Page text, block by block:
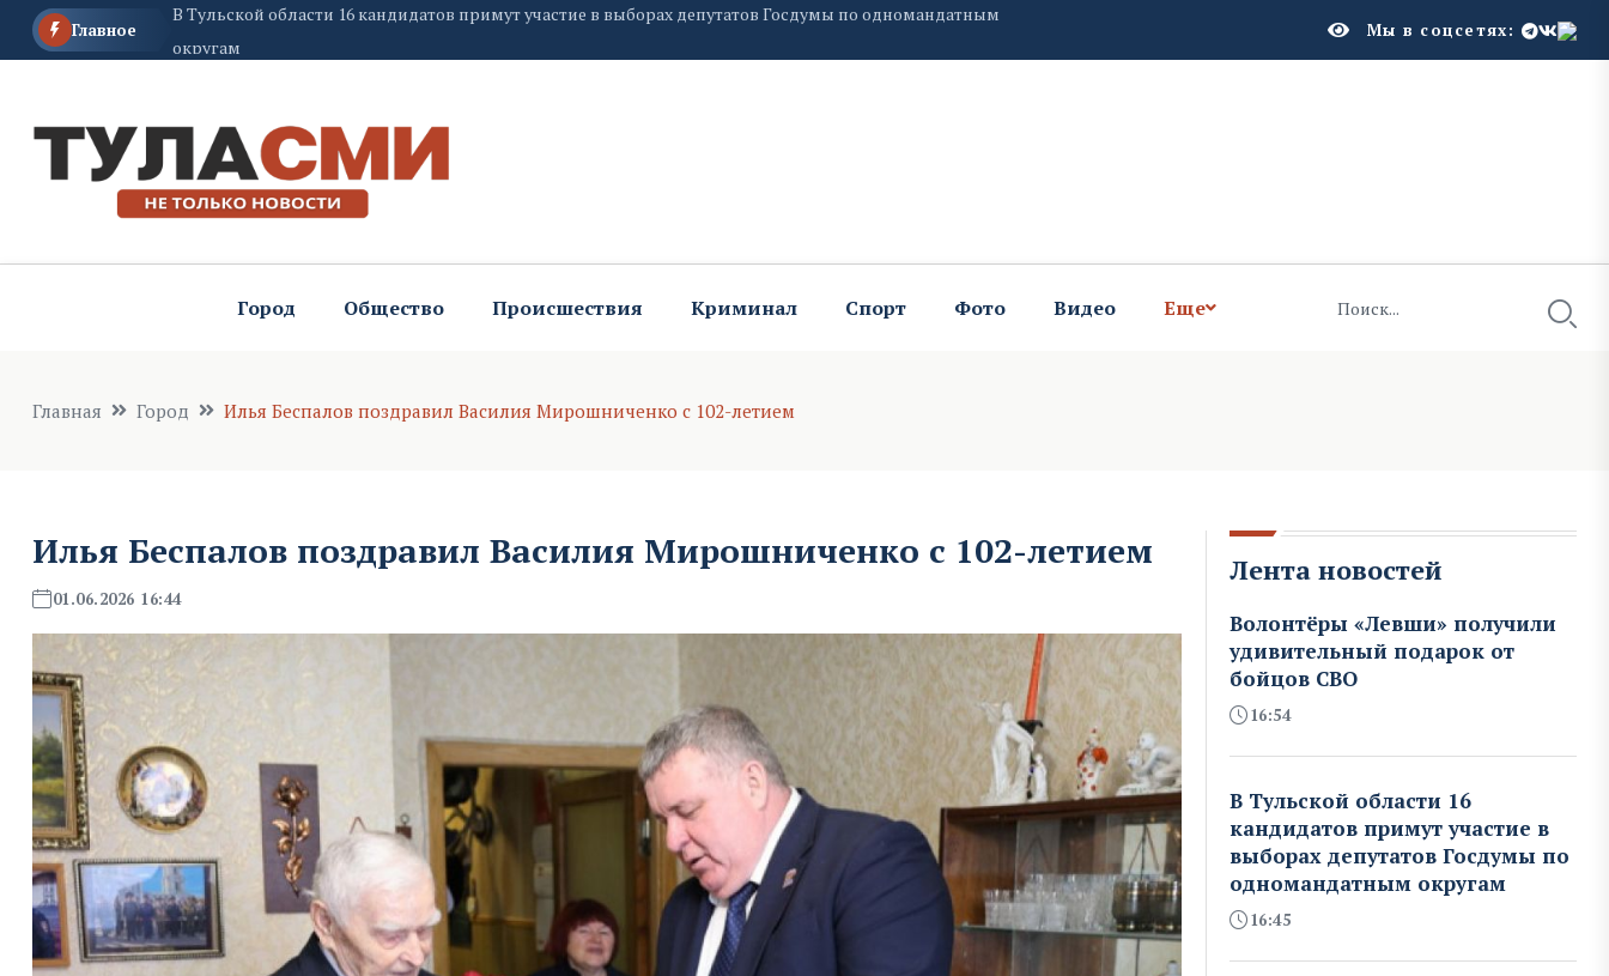
Главное
Илья Беспалов вручил тульским тренерам медали «За вклад в развитие спорта»
Мы в соцсетях:
Город Общество Происшествия Криминал Спорт Фото Видео Еще
Главная Город Илья Беспалов поздравил Василия Мирошниченко с 102-летием
Илья Беспалов поздравил Василия Мирошниченко с 102-летием
01.06.2026 16:44
Лента новостей
Волонтёры «Левши» получили
удивительный подарок от
бойцов СВО
16:54
В Тульской области 16
кандидатов примут участие в
выборах депутатов Госдумы по
одномандатным округам
16:45